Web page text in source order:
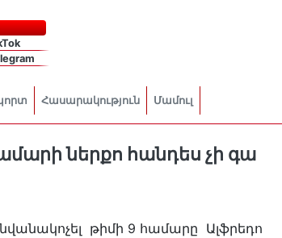
Հասարակություն Մամուլ
ներքո հանդես չի գա
թիմի 9 համարը Ալֆրեդո